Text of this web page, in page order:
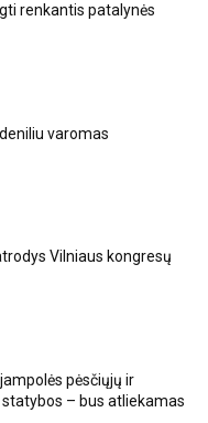
renkantis patalynės
varomas
Vilniaus kongresų
pėsčiųjų ir
– bus atliekamas